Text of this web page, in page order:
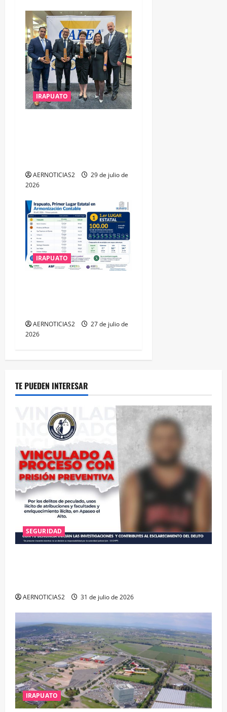
IRAPUATO
AERNOTICIAS2
29 de julio de
2026
IRAPUATO
AERNOTICIAS2
27 de julio de
2026
TE PUEDEN INTERESAR
SEGURIDAD
AERNOTICIAS2 31 de julio de 2026
IRAPUATO